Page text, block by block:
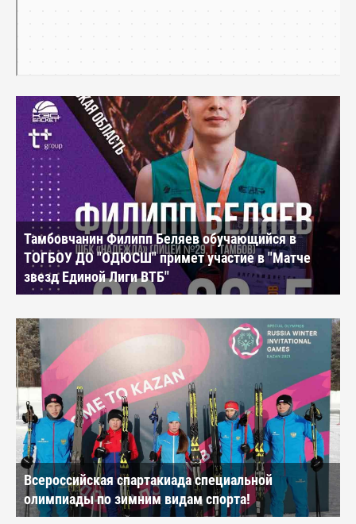
Тамбовчанин Филипп Беляев обучающийся в
ТОГБОУ ДО "ОДЮСШ" примет участие в "Матче
звезд Единой Лиги ВТБ"
Всероссийская спартакиада специальной
олимпиады по зимним видам спорта!